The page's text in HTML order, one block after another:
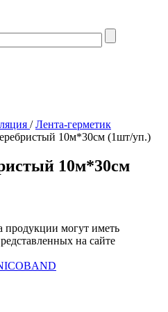
/ Лента-герметик
10м*30см (1шт/уп.)
10м*30см
продукции могут иметь
на сайте